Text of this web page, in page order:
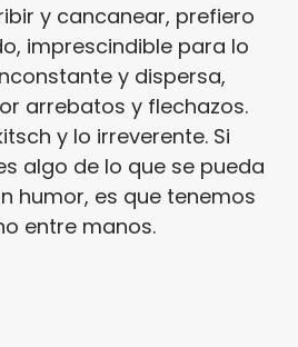
y cancanear, prefiero
imprescindible para lo
y dispersa,
arrebatos y flechazos.
y lo irreverente. Si
algo de lo que se pueda
humor, es que tenemos
entre manos.